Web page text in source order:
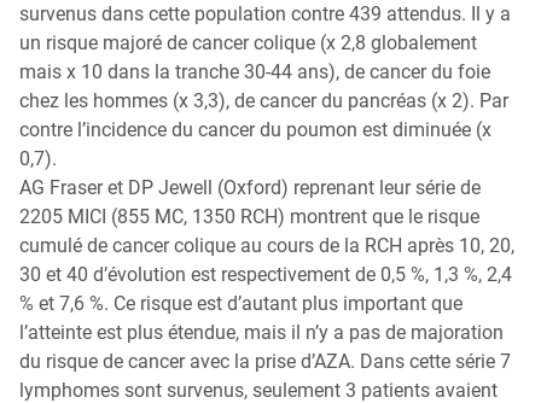
survenus dans cette population contre 439 attendus. Il y a
un risque majoré de cancer colique (x 2,8 globalement
mais x 10 dans la tranche 30-44 ans), de cancer du foie
chez les hommes (x 3,3), de cancer du pancréas (x 2). Par
contre l’incidence du cancer du poumon est diminuée (x
0,7).
AG Fraser et DP Jewell (Oxford) reprenant leur série de
2205 MICI (855 MC, 1350 RCH) montrent que le risque
cumulé de cancer colique au cours de la RCH après 10, 20,
30 et 40 d’évolution est respectivement de 0,5 %, 1,3 %, 2,4
% et 7,6 %. Ce risque est d’autant plus important que
l’atteinte est plus étendue, mais il n’y a pas de majoration
du risque de cancer avec la prise d’AZA. Dans cette série 7
lymphomes sont survenus, seulement 3 patients avaient